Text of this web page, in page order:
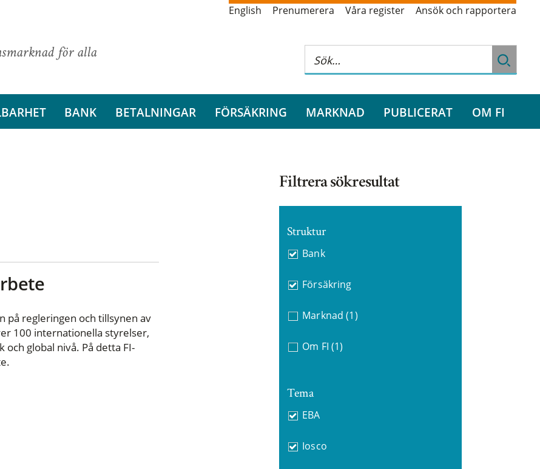
för alla
English Prenumerera Våra register Ansök och rapportera
BANK BETALNINGAR FÖRSÄKRING MARKNAD PUBLICERAT OM FI
på regleringen och tillsynen av
100 internationella styrelser,
global nivå. På detta FI-
Filtrera sökresultat
Struktur
Bank
Försäkring
Marknad (1)
Om FI (1)
Tema
EBA
Iosco